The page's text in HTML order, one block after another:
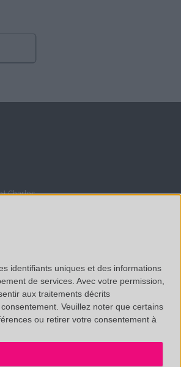
identifiants uniques et des informations
de services. Avec votre permission,
aux traitements décrits
Veuillez noter que certains
ou retirer votre consentement à
Charles